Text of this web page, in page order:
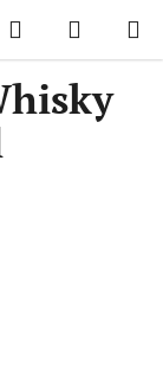
Keresés KOSÁR
Whisky Carafe